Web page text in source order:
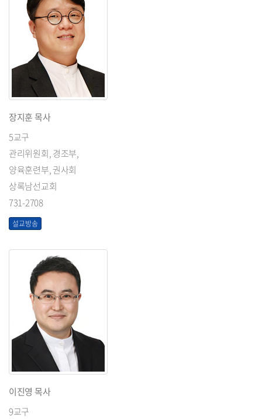
장지훈 목사
5교구
관리위원회, 경조부,
양육훈련부, 권사회
상록남선교회
731-2708
설교방송
이진영 목사
9교구